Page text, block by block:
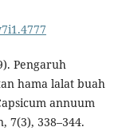
Pengaruh
hama lalat buah
annuum
7(3), 338–344.